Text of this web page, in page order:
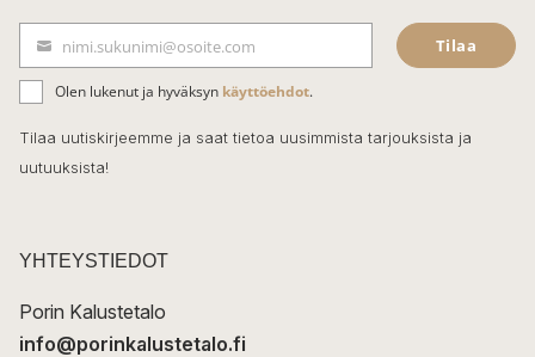
e
b
o
o
k
ä
h
k
t
nimi.sukunimi@osoite.com Tilaa
Olen lukenut ja hyväksyn käyttöehdot.
Tilaa uutiskirjeemme ja saat tietoa uusimmista tarjouksista ja
uutuuksista!
YHTEYSTIEDOT
Porin Kalustetalo
info@porinkalustetalo.fi